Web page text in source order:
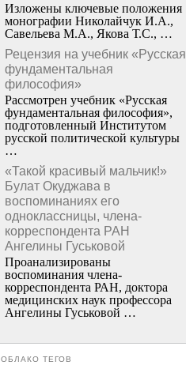
Изложены ключевые положения
монографии Николайчук И.А.,
Савельева М.А., Якова Т.С., …
Рецензия на учебник «Русская
фундаментальная
философия»
Рассмотрен учебник «Русская
фундаментальная философия»,
подготовленный Институтом
русской политической культуры
…
«Такой красивый мальчик!»
Булат Окуджава в
воспоминаниях его
одноклассницы, члена-
корреспондента РАН
Ангелины Гуськовой
Проанализированы
воспоминания члена­
корреспондента РАН, доктора
медицинских наук профессора
Ангелины Гуськовой …
ОБЛАКО ТЕГОВ